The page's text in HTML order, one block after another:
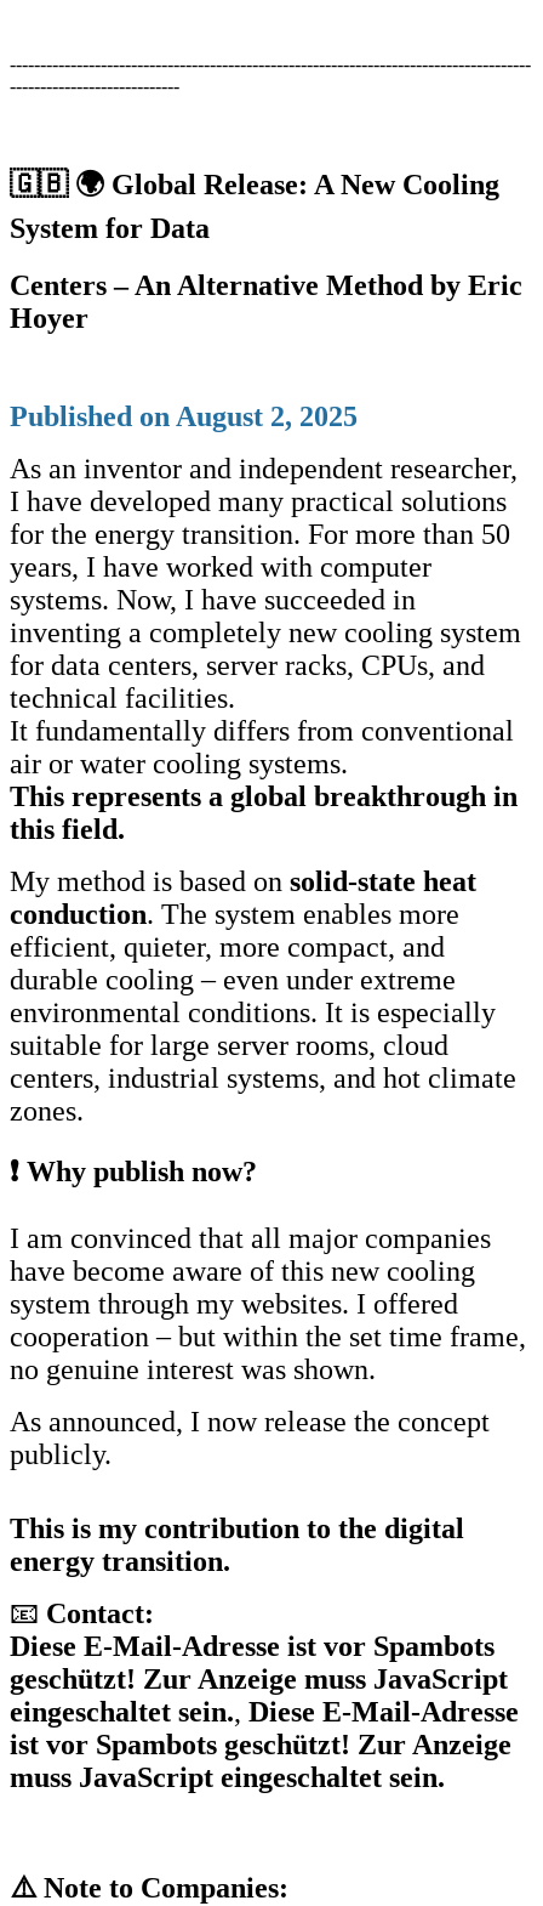
--------------------------------------------------------------------------------------
----------------------------
🇬🇧 🌍 Global Release: A New Cooling
System for Data
Centers – An Alternative Method by Eric
Hoyer
Published on August 2, 2025
As an inventor and independent researcher,
I have developed many practical solutions
for the energy transition. For more than 50
years, I have worked with computer
systems. Now, I have succeeded in
inventing a completely new cooling system
for data centers, server racks, CPUs, and
technical facilities.
It fundamentally differs from conventional
air or water cooling systems.
This represents a global breakthrough in
this field.
My method is based on solid-state heat
conduction. The system enables more
efficient, quieter, more compact, and
durable cooling – even under extreme
environmental conditions. It is especially
suitable for large server rooms, cloud
centers, industrial systems, and hot climate
zones.
❗ Why publish now?
I am convinced that all major companies
have become aware of this new cooling
system through my websites. I offered
cooperation – but within the set time frame,
no genuine interest was shown.
As announced, I now release the concept
publicly.
This is my contribution to the digital
energy transition.
📧 Contact:
Diese E-Mail-Adresse ist vor Spambots
geschützt! Zur Anzeige muss JavaScript
eingeschaltet sein., Diese E-Mail-Adresse
ist vor Spambots geschützt! Zur Anzeige
muss JavaScript eingeschaltet sein.
⚠️Note to Companies: